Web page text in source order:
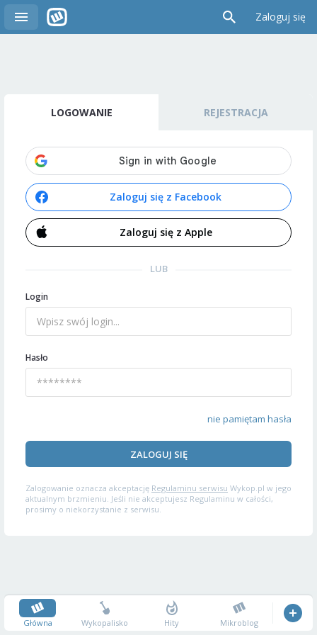
Zaloguj się
LOGOWANIE REJESTRACJA
Zaloguj się z Facebook
Zaloguj się z Apple
LUB
Login
Hasło
nie pamiętam hasła
ZALOGUJ SIĘ
Zalogowanie oznacza akceptację Regulaminu serwisu Wykop.pl w jego
aktualnym brzmieniu. Jeśli nie akceptujesz Regulaminu w całości,
prosimy o niekorzystanie z serwisu.
Główna Wykopalisko Hity Mikroblog